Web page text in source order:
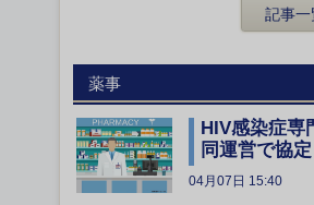
記事一
薬事
HIV感染症専
同運営で協定
04月07日 15:40